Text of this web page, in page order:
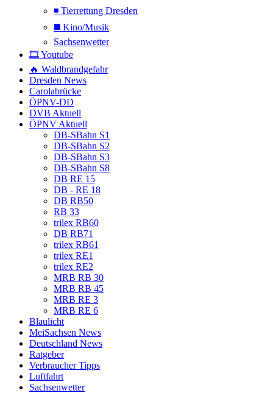
◾ Tierrettung Dresden
◼️ Kino/Musik
Sachsenwetter
🎞️ Youtube
🔥 Waldbrandgefahr
Dresden News
Carolabrücke
ÖPNV-DD
DVB Aktuell
ÖPNV Aktuell
DB-SBahn S1
DB-SBahn S2
DB-SBahn S3
DB-SBahn S8
DB RE 15
DB - RE 18
DB RB50
RB 33
trilex RB60
DB RB71
trilex RB61
trilex RE1
trilex RE2
MRB RB 30
MRB RB 45
MRB RE 3
MRB RE 6
Blaulicht
MeiSachsen News
Deutschland News
Ratgeber
Verbraucher Tipps
Luftfahrt
Sachsenwetter